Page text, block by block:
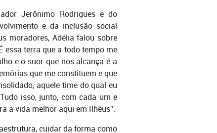
Jerônimo Rodrigues e do
e da inclusão social
moradores, Adélia falou sobre
essa terra que a todo tempo me
e o suor que nos alcança é a
que me constituem e que
aquele time do qual eu
isso, junto, com cada um e
a vida melhor aqui em Ilhéus”.
cuidar da forma como